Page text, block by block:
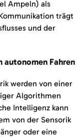
Ampeln) als
trägt
und der
autonomen Fahren
werden von einer
Algorithmen
Intelligenz kann
von der Sensorik
oder eine